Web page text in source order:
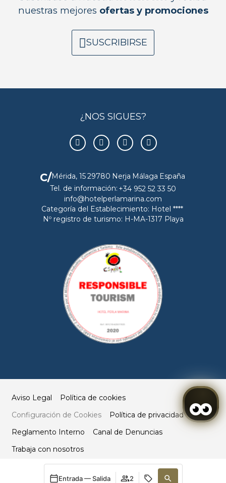
Entrada — Salida 2
nuestras mejores ofertas y promociones
SUSCRIBIRSE
¿NOS SIGUES?
C/Mérida, 1529780 Nerja Málaga España
Tel. de información: +34 952 52 33 50
info@hotelperlamarina.com
Categoría del Establecimiento: Hotel ****
Nº registro de turismo: H-MA-1317 Playa
Aviso Legal
Política de cookies
Configuración de Cookies
Política de privacidad
Reglamento Interno
Canal de Denuncias
Trabaja con nosotros
Mi reserva Desarrollado por